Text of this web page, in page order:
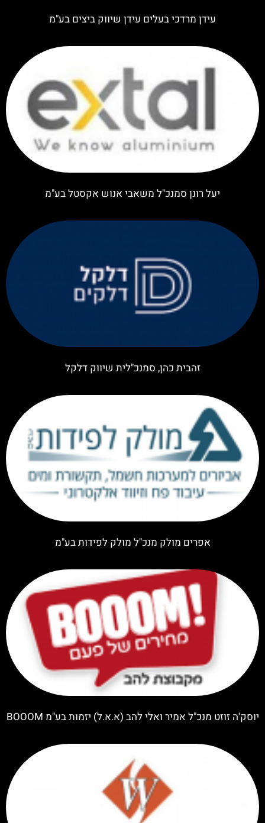
עידן מרדכי בעלים עידן שיווק ביצים בע"מ
יעל רונן סמנכ"ל משאבי אנוש אקסטל בע"מ
זהבית כהן, סמנכ"לית שיווק דלקל
אפרים מולק מנכ"ל מולק לפידות בע"מ
יוסק'ה זוזט מנכ"ל אמיר ואלי להב (א.א.ל) יזמות בע"מ BOOOM